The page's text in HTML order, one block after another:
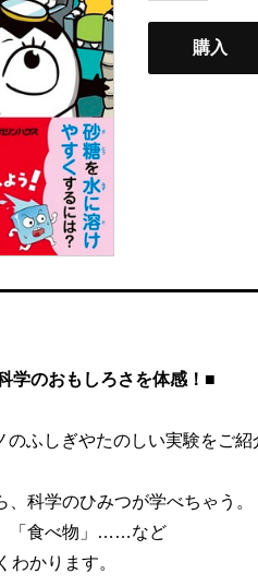
購入
学のおもしろさを体感！■
ふしぎやたのしい実験をご紹
科学のひみつが学べちゃう。
「食べ物」……など
かります。